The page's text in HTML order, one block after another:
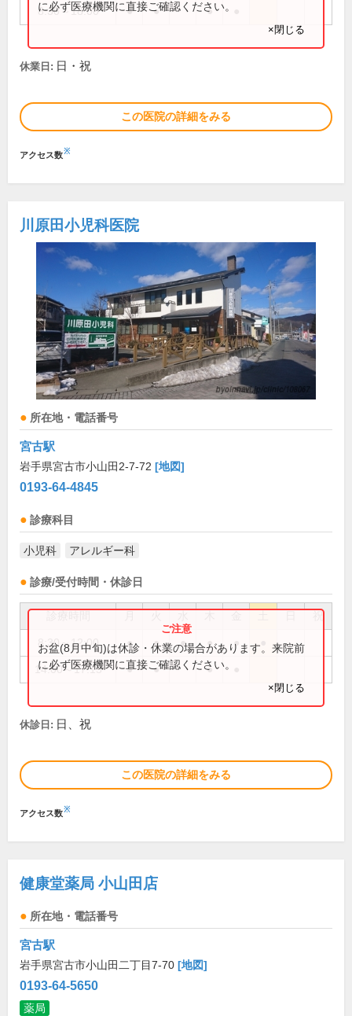
8:30～18:00 ● ● ●
に必ず医療機関に直接ご確認ください。
×閉じる
休業日: 日・祝
この医院の詳細をみる
アクセス数※
川原田小児科医院
所在地・電話番号
宮古駅
岩手県宮古市小山田2-7-72 [地図]
0193-64-4845
診療科目
小児科 アレルギー科
診療/受付時間・休診日
祝
8:30～12:00 ● ● ● ● ●
14:00～17:15 ● ● ●
お盆(8月中旬)は休診・休業の場合があります。来院前
に必ず医療機関に直接ご確認ください。
×閉じる
休診日: 日、祝
この医院の詳細をみる
アクセス数※
健康堂薬局 小山田店
所在地・電話番号
宮古駅
岩手県宮古市小山田二丁目7-70 [地図]
0193-64-5650
薬局